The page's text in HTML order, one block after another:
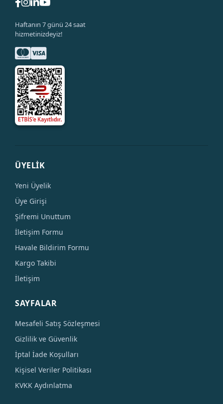
Haftanın 7 günü 24 saat
hizmetinizdeyiz!
ÜYELİK
Yeni Üyelik
Üye Girişi
Şifremi Unuttum
İletişim Formu
Havale Bildirim Formu
Kargo Takibi
İletişim
SAYFALAR
Mesafeli Satış Sözleşmesi
Gizlilik ve Güvenlik
İptal İade Koşulları
Kişisel Veriler Politikası
KVKK Aydınlatma